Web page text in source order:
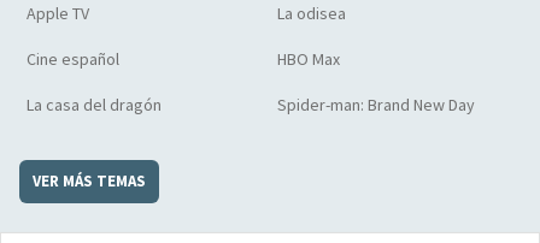
Apple TV La odisea
Cine español HBO Max
La casa del dragón Spider-man: Brand New Day
VER MÁS TEMAS